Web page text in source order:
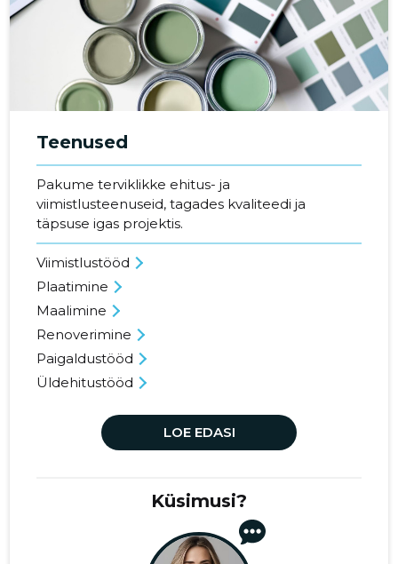
Teenused
Pakume terviklikke ehitus- ja
viimistlusteenuseid, tagades kvaliteedi ja
täpsuse igas projektis.
Viimistlustööd
Plaatimine
Maalimine
Renoverimine
Paigaldustööd
Üldehitustööd
LOE EDASI
Küsimusi?